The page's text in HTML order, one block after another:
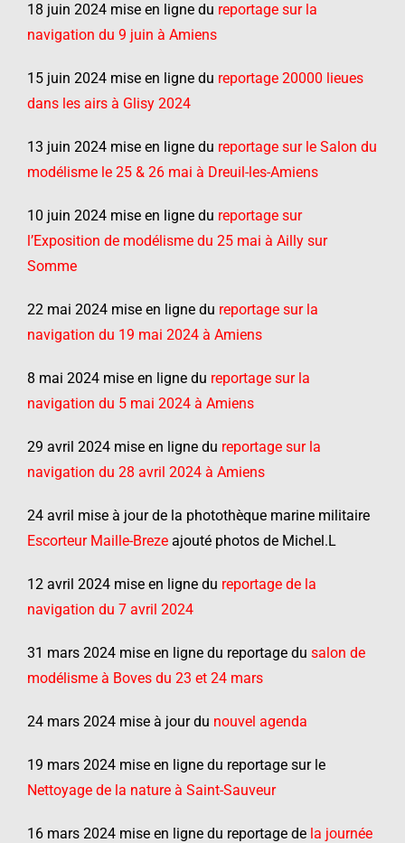
18 juin 2024 mise en ligne du reportage sur la
navigation du 9 juin à Amiens
15 juin 2024 mise en ligne du reportage 20000 lieues
dans les airs à Glisy 2024
13 juin 2024 mise en ligne du reportage sur le Salon du
modélisme le 25 & 26 mai à Dreuil-les-Amiens
10 juin 2024 mise en ligne du reportage sur
l’Exposition de modélisme du 25 mai à Ailly sur
Somme
22 mai 2024 mise en ligne du reportage sur la
navigation du 19 mai 2024 à Amiens
8 mai 2024 mise en ligne du reportage sur la
navigation du 5 mai 2024 à Amiens
29 avril 2024 mise en ligne du reportage sur la
navigation du 28 avril 2024 à Amiens
24 avril mise à jour de la photothèque marine militaire
Escorteur Maille-Breze ajouté photos de Michel.L
12 avril 2024 mise en ligne du reportage de la
navigation du 7 avril 2024
31 mars 2024 mise en ligne du reportage du salon de
modélisme à Boves du 23 et 24 mars
24 mars 2024 mise à jour du nouvel agenda
19 mars 2024 mise en ligne du reportage sur le
Nettoyage de la nature à Saint-Sauveur
16 mars 2024 mise en ligne du reportage de la journée